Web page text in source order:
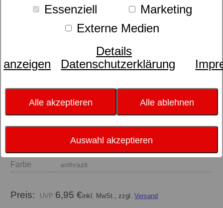
Essenziell
Marketing
Externe Medien
Details
anzeigen
Datenschutzerklärung
Alle akzeptieren Alle ablehnen
Auswahl akzeptieren
Farbe anthrazit
Preis: 6,95 €inkl. MwSt., zzgl. Versand